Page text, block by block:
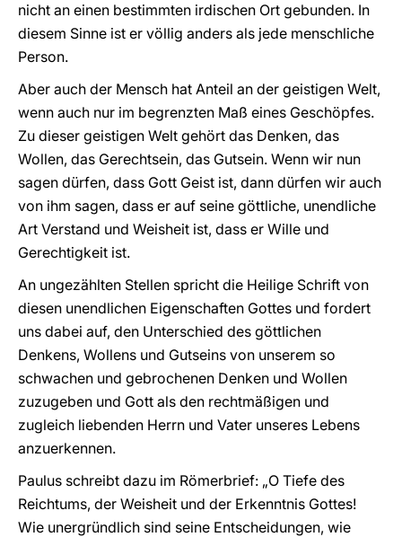
nicht an einen bestimmten irdischen Ort gebunden. In
diesem Sinne ist er völlig anders als jede menschliche
Person.
Aber auch der Mensch hat Anteil an der geistigen Welt,
wenn auch nur im begrenzten Maß eines Geschöpfes.
Zu dieser geistigen Welt gehört das Denken, das
Wollen, das Gerechtsein, das Gutsein. Wenn wir nun
sagen dürfen, dass Gott Geist ist, dann dürfen wir auch
von ihm sagen, dass er auf seine göttliche, unendliche
Art Verstand und Weisheit ist, dass er Wille und
Gerechtigkeit ist.
An ungezählten Stellen spricht die Heilige Schrift von
diesen unendlichen Eigenschaften Gottes und fordert
uns dabei auf, den Unterschied des göttlichen
Denkens, Wollens und Gutseins von unserem so
schwachen und gebrochenen Denken und Wollen
zuzugeben und Gott als den rechtmäßigen und
zugleich liebenden Herrn und Vater unseres Lebens
anzuerkennen.
Paulus schreibt dazu im Römerbrief: „O Tiefe des
Reichtums, der Weisheit und der Erkenntnis Gottes!
Wie unergründlich sind seine Entscheidungen, wie